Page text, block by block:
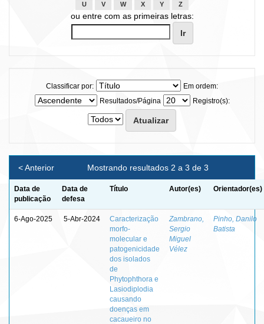
U
V W X Y Z
ou entre com as primeiras letras:
Classificar por:
Em ordem:
Resultados/Página
Registro(s):
Mostrando resultados 2 a 3 de 3
< Anterior
Data de
publicação
Data de
defesa
Título Autor(es) Orientador(es)
6-Ago-2025 5-Abr-2024
Caracterização
morfo-
molecular e
patogenicidade
dos isolados
de
Phytophthora e
Lasiodiplodia
causando
doenças em
cacaueiro no
Zambrano,
Sergio
Miguel
Vélez
Pinho, Danilo
Batista